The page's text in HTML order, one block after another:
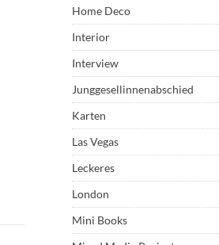
Home Deco
Interior
Interview
Junggesellinnenabschied
Karten
Las Vegas
Leckeres
London
Mini Books